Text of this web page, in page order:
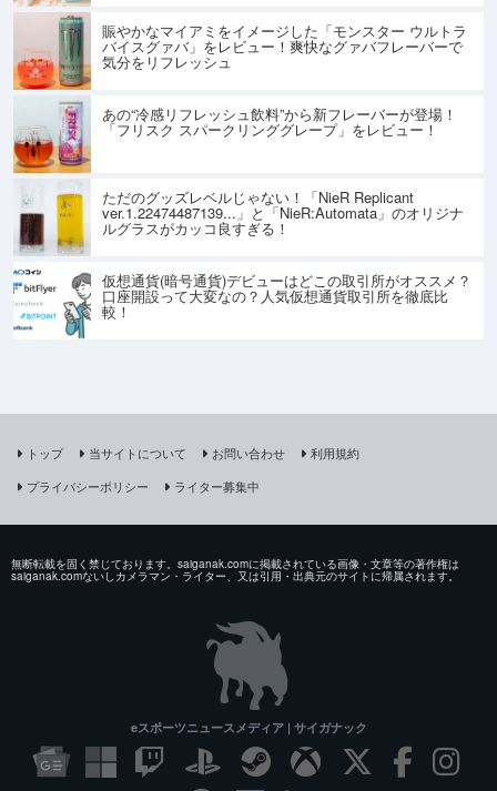
賑やかなマイアミをイメージした「モンスター ウルトラ
バイスグァバ」をレビュー！爽快なグァバフレーバーで
気分をリフレッシュ
あの“冷感リフレッシュ飲料”から新フレーバーが登場！
「フリスク スパークリンググレープ」をレビュー！
ただのグッズレベルじゃない！「NieR Replicant
ver.1.22474487139...」と「NieR:Automata」のオリジナ
ルグラスがカッコ良すぎる！
仮想通貨(暗号通貨)デビューはどこの取引所がオススメ？
口座開設って大変なの？人気仮想通貨取引所を徹底比
較！
トップ 当サイトについて お問い合わせ
利用規約
プライバシーポリシー
ライター募集中
無断転載を固く禁じております。saiganak.comに掲載されている画像・文章等の著作権は
saiganak.comないしカメラマン・ライター、又は引用・出典元のサイトに帰属されます。
eスポーツニュースメディア | サイガナック